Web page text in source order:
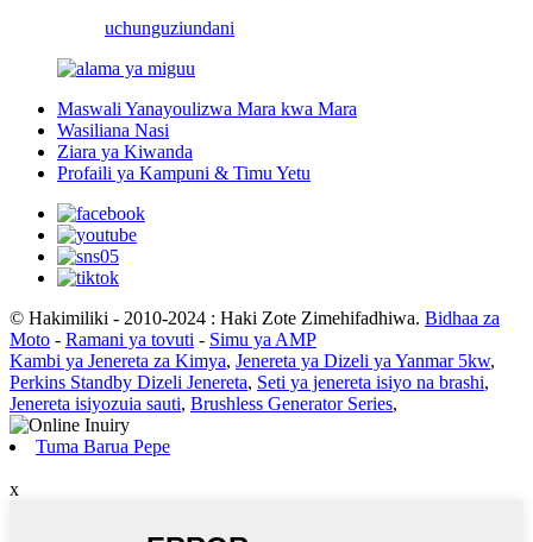
uchunguziundani
Maswali Yanayoulizwa Mara kwa Mara
Wasiliana Nasi
Ziara ya Kiwanda
Profaili ya Kampuni & Timu Yetu
© Hakimiliki - 2010-2024 : Haki Zote Zimehifadhiwa. Bidhaa za
Moto - Ramani ya tovuti - Simu ya AMP
Kambi ya Jenereta za Kimya, Jenereta ya Dizeli ya Yanmar 5kw,
Perkins Standby Dizeli Jenereta, Seti ya jenereta isiyo na brashi,
Jenereta isiyozuia sauti, Brushless Generator Series,
Tuma Barua Pepe
x